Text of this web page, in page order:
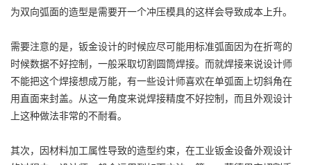
为双向弧面的造型是需要开一个冲压模具的这样会导致成本上升。
需要注意的是，钣金设计的时候应尽可能用标准弧面因为在折弯的
时候数据不好控制，一般采取切割圆筒焊接。而就焊接来说设计师
不能把这个焊接想成万能，有一些设计师喜欢在单弧面上切斜角在
用直面来封盖。从这一角度来说焊接精度不好控制，而且外观设计
上这种做法非常的不耐看。
其次，因材料加工属性导致的造型约束，在工业钣金设备外观设计